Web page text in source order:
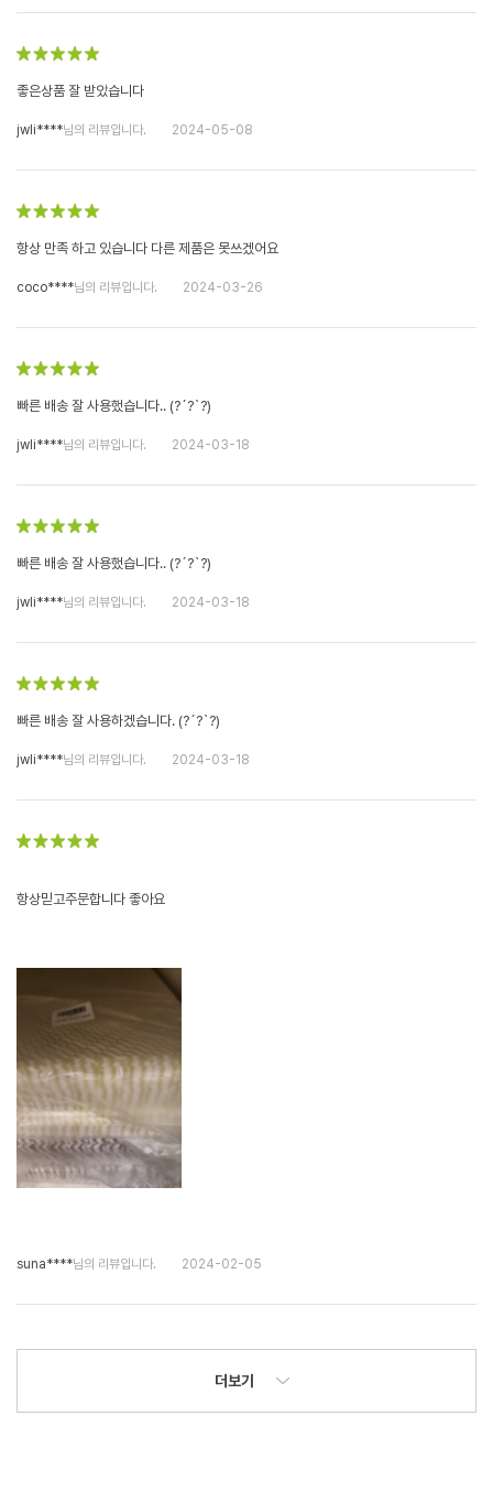
좋은상품 잘 받았습니다
jwli****님의 리뷰입니다. 2024-05-08
항상 만족 하고 있습니다 다른 제품은 못쓰겠어요
coco****님의 리뷰입니다. 2024-03-26
빠른 배송 잘 사용했습니다.. (?´?`?)
jwli****님의 리뷰입니다. 2024-03-18
빠른 배송 잘 사용했습니다.. (?´?`?)
jwli****님의 리뷰입니다. 2024-03-18
빠른 배송 잘 사용하겠습니다. (?´?`?)
jwli****님의 리뷰입니다. 2024-03-18
항상믿고주문합니다 좋아요
suna****님의 리뷰입니다. 2024-02-05
더보기